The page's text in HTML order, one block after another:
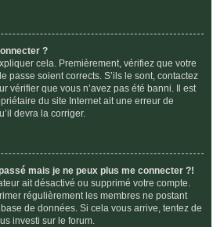
?
cela. Premièrement, vérifiez que votre
passe soient corrects. S’ils le sont, contactez
vérifier que vous n’avez pas été banni. Il est
du site Internet ait une erreur de
devra la corriger.
mais je ne peux plus me connecter ?!
ait désactivé ou supprimé votre compte.
régulièrement les membres ne postant
de données. Si cela vous arrive, tentez de
investi sur le forum.